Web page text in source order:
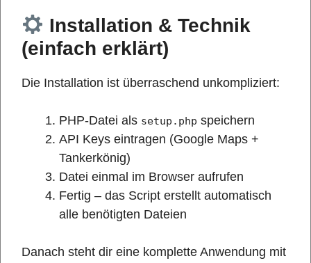
Installation & Technik
(einfach erklärt)
Die Installation ist überraschend unkompliziert:
PHP-Datei als setup.php speichern
API Keys eintragen (Google Maps +
Tankerkönig)
Datei einmal im Browser aufrufen
Fertig – das Script erstellt automatisch
alle benötigten Dateien
Danach steht dir eine komplette Anwendung mit